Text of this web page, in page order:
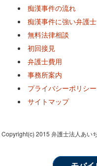
痴漢事件の流れ
痴漢事件に強い弁護士
無料法律相談
初回接見
弁護士費用
事務所案内
プライバシーポリシー
サイトマップ
Copyright(c) 2015 弁護士法人あい